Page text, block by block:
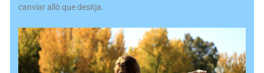
canviar allò que desitja.